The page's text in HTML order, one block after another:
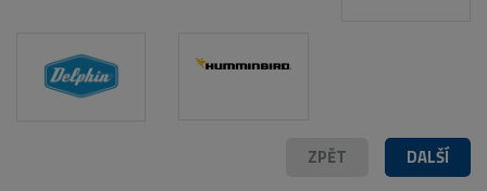
DALŠÍ
ZPĚT